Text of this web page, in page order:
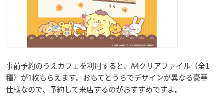
事前予約のうえカフェを利用すると、A4クリアファイル（全1
種）が1枚もらえます。おもてとうらでデザインが異なる豪華
仕様なので、予約して来店するのがおすすめですよ。